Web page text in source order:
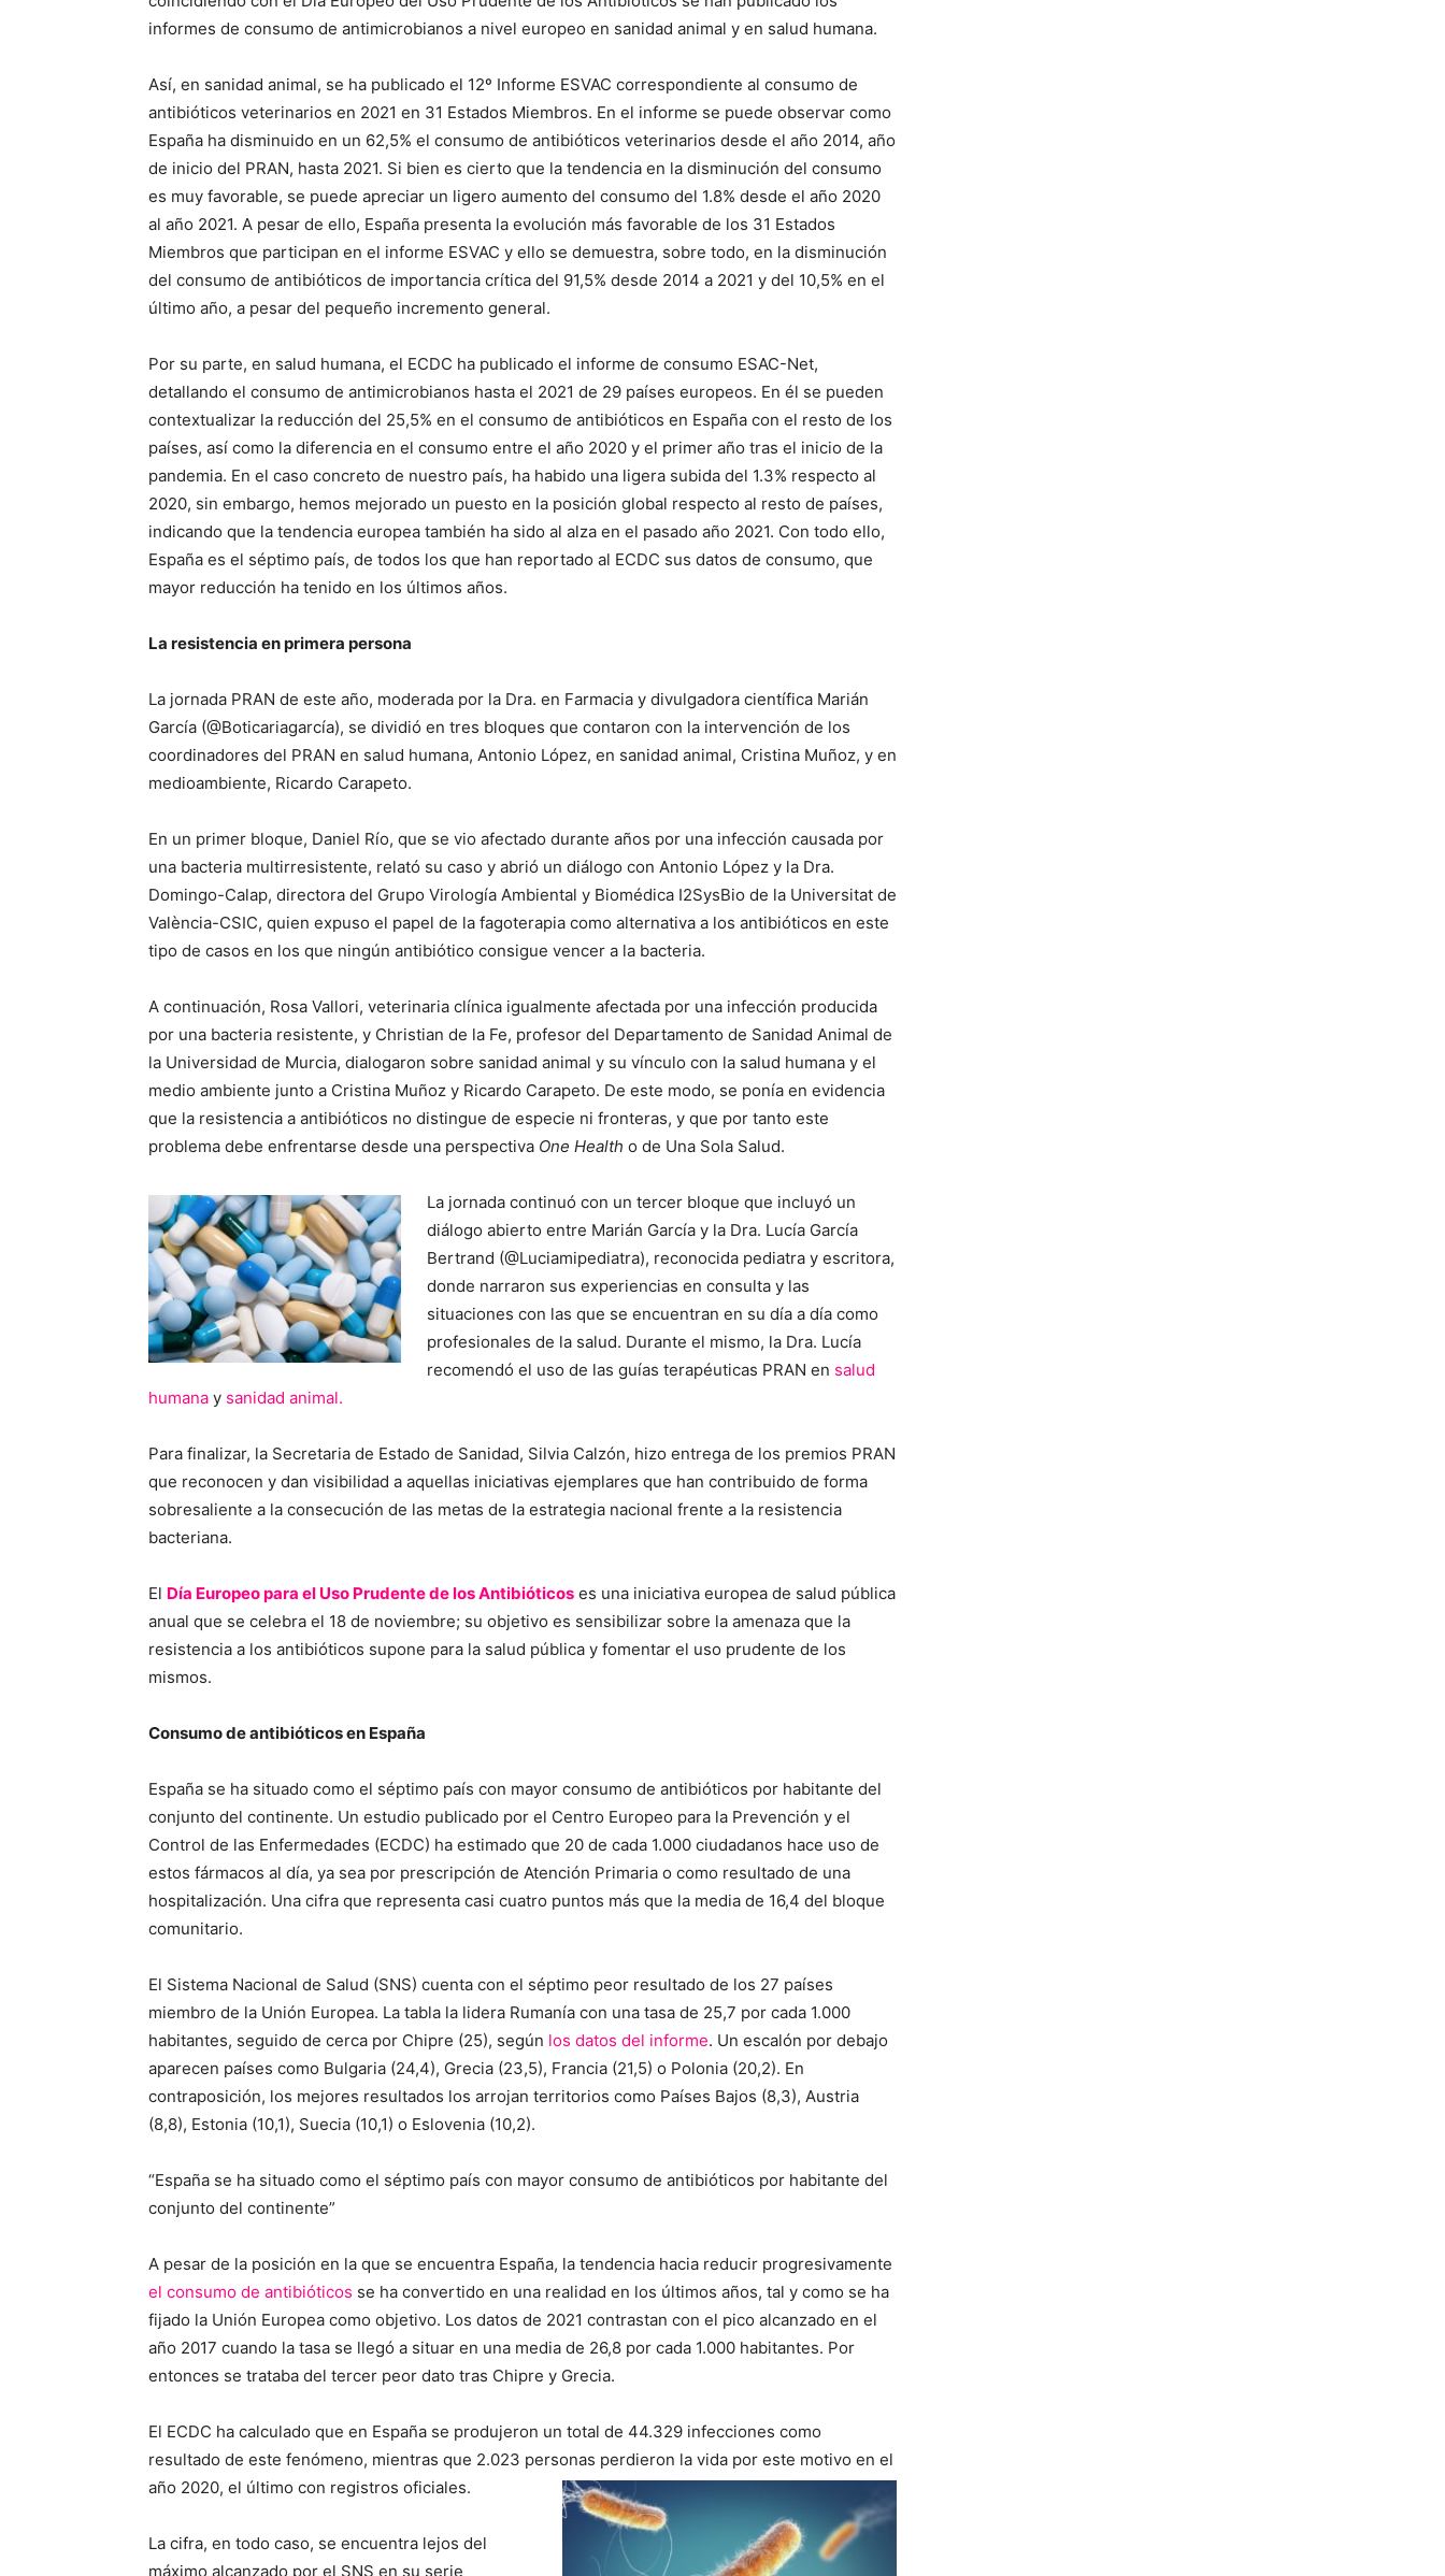
informes de consumo de antimicrobianos a nivel europeo en sanidad animal y en salud humana.
Así, en sanidad animal, se ha publicado el 12º Informe ESVAC correspondiente al consumo de
antibióticos veterinarios en 2021 en 31 Estados Miembros. En el informe se puede observar como
España ha disminuido en un 62,5% el consumo de antibióticos veterinarios desde el año 2014, año
de inicio del PRAN, hasta 2021. Si bien es cierto que la tendencia en la disminución del consumo
es muy favorable, se puede apreciar un ligero aumento del consumo del 1.8% desde el año 2020
al año 2021. A pesar de ello, España presenta la evolución más favorable de los 31 Estados
Miembros que participan en el informe ESVAC y ello se demuestra, sobre todo, en la disminución
del consumo de antibióticos de importancia crítica del 91,5% desde 2014 a 2021 y del 10,5% en el
último año, a pesar del pequeño incremento general.
Por su parte, en salud humana, el ECDC ha publicado el informe de consumo ESAC-Net,
detallando el consumo de antimicrobianos hasta el 2021 de 29 países europeos. En él se pueden
contextualizar la reducción del 25,5% en el consumo de antibióticos en España con el resto de los
países, así como la diferencia en el consumo entre el año 2020 y el primer año tras el inicio de la
pandemia. En el caso concreto de nuestro país, ha habido una ligera subida del 1.3% respecto al
2020, sin embargo, hemos mejorado un puesto en la posición global respecto al resto de países,
indicando que la tendencia europea también ha sido al alza en el pasado año 2021. Con todo ello,
España es el séptimo país, de todos los que han reportado al ECDC sus datos de consumo, que
mayor reducción ha tenido en los últimos años.
La resistencia en primera persona
La jornada PRAN de este año, moderada por la Dra. en Farmacia y divulgadora científica Marián
García (@Boticariagarcía), se dividió en tres bloques que contaron con la intervención de los
coordinadores del PRAN en salud humana, Antonio López, en sanidad animal, Cristina Muñoz, y en
medioambiente, Ricardo Carapeto.
En un primer bloque, Daniel Río, que se vio afectado durante años por una infección causada por
una bacteria multirresistente, relató su caso y abrió un diálogo con Antonio López y la Dra.
Domingo-Calap, directora del Grupo Virología Ambiental y Biomédica I2SysBio de la Universitat de
València-CSIC, quien expuso el papel de la fagoterapia como alternativa a los antibióticos en este
tipo de casos en los que ningún antibiótico consigue vencer a la bacteria.
A continuación, Rosa Vallori, veterinaria clínica igualmente afectada por una infección producida
por una bacteria resistente, y Christian de la Fe, profesor del Departamento de Sanidad Animal de
la Universidad de Murcia, dialogaron sobre sanidad animal y su vínculo con la salud humana y el
medio ambiente junto a Cristina Muñoz y Ricardo Carapeto. De este modo, se ponía en evidencia
que la resistencia a antibióticos no distingue de especie ni fronteras, y que por tanto este
problema debe enfrentarse desde una perspectiva One Health o de Una Sola Salud.
La jornada continuó con un tercer bloque que incluyó un
diálogo abierto entre Marián García y la Dra. Lucía García
Bertrand (@Luciamipediatra), reconocida pediatra y escritora,
donde narraron sus experiencias en consulta y las
situaciones con las que se encuentran en su día a día como
profesionales de la salud. Durante el mismo, la Dra. Lucía
recomendó el uso de las guías terapéuticas PRAN en salud
humana y sanidad animal.
Para finalizar, la Secretaria de Estado de Sanidad, Silvia Calzón, hizo entrega de los premios PRAN
que reconocen y dan visibilidad a aquellas iniciativas ejemplares que han contribuido de forma
sobresaliente a la consecución de las metas de la estrategia nacional frente a la resistencia
bacteriana.
El Día Europeo para el Uso Prudente de los Antibióticos es una iniciativa europea de salud pública
anual que se celebra el 18 de noviembre; su objetivo es sensibilizar sobre la amenaza que la
resistencia a los antibióticos supone para la salud pública y fomentar el uso prudente de los
mismos.
Consumo de antibióticos en España
España se ha situado como el séptimo país con mayor consumo de antibióticos por habitante del
conjunto del continente. Un estudio publicado por el Centro Europeo para la Prevención y el
Control de las Enfermedades (ECDC) ha estimado que 20 de cada 1.000 ciudadanos hace uso de
estos fármacos al día, ya sea por prescripción de Atención Primaria o como resultado de una
hospitalización. Una cifra que representa casi cuatro puntos más que la media de 16,4 del bloque
comunitario.
El Sistema Nacional de Salud (SNS) cuenta con el séptimo peor resultado de los 27 países
miembro de la Unión Europea. La tabla la lidera Rumanía con una tasa de 25,7 por cada 1.000
habitantes, seguido de cerca por Chipre (25), según los datos del informe. Un escalón por debajo
aparecen países como Bulgaria (24,4), Grecia (23,5), Francia (21,5) o Polonia (20,2). En
contraposición, los mejores resultados los arrojan territorios como Países Bajos (8,3), Austria
(8,8), Estonia (10,1), Suecia (10,1) o Eslovenia (10,2).
“España se ha situado como el séptimo país con mayor consumo de antibióticos por habitante del
conjunto del continente”
A pesar de la posición en la que se encuentra España, la tendencia hacia reducir progresivamente
el consumo de antibióticos se ha convertido en una realidad en los últimos años, tal y como se ha
fijado la Unión Europea como objetivo. Los datos de 2021 contrastan con el pico alcanzado en el
año 2017 cuando la tasa se llegó a situar en una media de 26,8 por cada 1.000 habitantes. Por
entonces se trataba del tercer peor dato tras Chipre y Grecia.
El ECDC ha calculado que en España se produjeron un total de 44.329 infecciones como
resultado de este fenómeno, mientras que 2.023 personas perdieron la vida por este motivo en el
año 2020, el último con registros oficiales.
La cifra, en todo caso, se encuentra lejos del
máximo alcanzado por el SNS en su serie